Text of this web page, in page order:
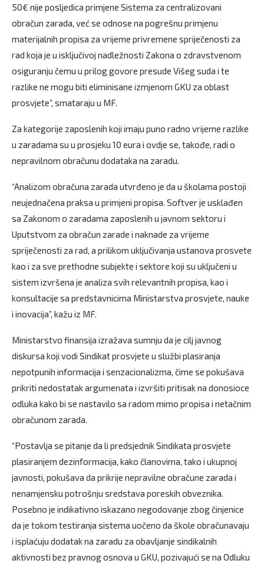
50€ nije posljedica primjene Sistema za centralizovani
obračun zarada, već se odnose na pogrešnu primjenu
materijalnih propisa za vrijeme privremene spriječenosti za
rad koja je u isključivoj nadležnosti Zakona o zdravstvenom
osiguranju čemu u prilog govore presude Višeg suda i te
razlike ne mogu biti eliminisane izmjenom GKU za oblast
prosvjete”, smataraju u MF.
Za kategorije zaposlenih koji imaju puno radno vrijeme razlike
u zaradama su u prosjeku 10 eura i ovdje se, takođe, radi o
nepravilnom obračunu dodataka na zaradu.
“Analizom obračuna zarada utvrđeno je da u školama postoji
neujednačena praksa u primjeni propisa. Softver je usklađen
sa Zakonom o zaradama zaposlenih u javnom sektoru i
Uputstvom za obračun zarade i naknade za vrijeme
spriječenosti za rad, a prilikom uključivanja ustanova prosvete
kao i za sve prethodne subjekte i sektore koji su uključeni u
sistem izvršena je analiza svih relevantnih propisa, kao i
konsultacije sa predstavnicima Ministarstva prosvjete, nauke
i inovacija”, kažu iz MF.
Ministarstvo finansija izražava sumnju da je cilj javnog
diskursa koji vodi Sindikat prosvjete u službi plasiranja
nepotpunih informacija i senzacionalizma, čime se pokušava
prikriti nedostatak argumenata i izvršiti pritisak na donosioce
odluka kako bi se nastavilo sa radom mimo propisa i netačnim
obračunom zarada.
“Postavlja se pitanje da li predsjednik Sindikata prosvjete
plasiranjem dezinformacija, kako članovima, tako i ukupnoj
javnosti, pokušava da prikrije nepravilne obračune zarada i
nenamjensku potrošnju sredstava poreskih obveznika.
Posebno je indikativno iskazano negodovanje zbog činjenice
da je tokom testiranja sistema uočeno da škole obračunavaju
i isplaćuju dodatak na zaradu za obavljanje sindikalnih
aktivnosti bez pravnog osnova u GKU, pozivajući se na Odluku